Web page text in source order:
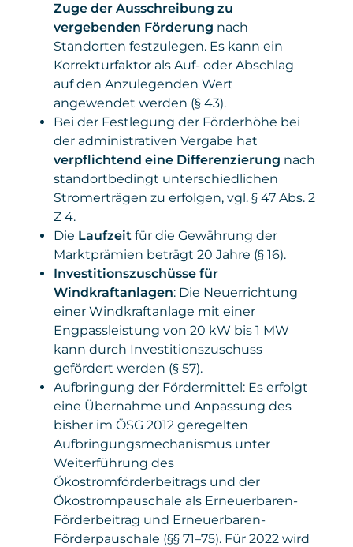
Zuge der Ausschreibung zu
vergebenden Förderung nach
Standorten festzulegen. Es kann ein
Korrekturfaktor als Auf- oder Abschlag
auf den Anzulegenden Wert
angewendet werden (§ 43).
Bei der Festlegung der Förderhöhe bei
der administrativen Vergabe hat
verpflichtend eine Differenzierung nach
standortbedingt unterschiedlichen
Stromerträgen zu erfolgen, vgl. § 47 Abs. 2
Z 4.
Die Laufzeit für die Gewährung der
Marktprämien beträgt 20 Jahre (§ 16).
Investitionszuschüsse für
Windkraftanlagen: Die Neuerrichtung
einer Windkraftanlage mit einer
Engpassleistung von 20 kW bis 1 MW
kann durch Investitionszuschuss
gefördert werden (§ 57).
Aufbringung der Fördermittel: Es erfolgt
eine Übernahme und Anpassung des
bisher im ÖSG 2012 geregelten
Aufbringungsmechanismus unter
Weiterführung des
Ökostromförderbeitrags und der
Ökostrompauschale als Erneuerbaren-
Förderbeitrag und Erneuerbaren-
Förderpauschale (§§ 71–75). Für 2022 wird